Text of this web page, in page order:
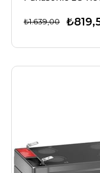
₺1.639,00